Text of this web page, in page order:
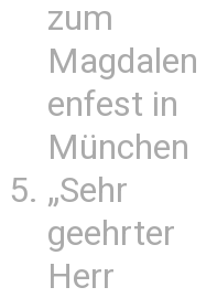
zum
Magdalen
enfest in
München
„Sehr
geehrter
Herr